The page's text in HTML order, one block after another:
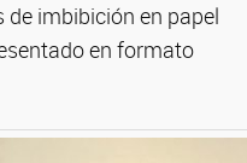
imbibición en papel
en formato